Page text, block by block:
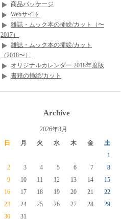
商品パッケージ
Webサイト
雑誌・ムック本の挿絵/カット（〜
2017）
雑誌・ムック本の挿絵/カット
（2018〜）
オリジナルカレンダー 2018年度版
書籍の挿絵/カット
Archive
2026年8月
日
月 火 水 木 金 土
1
2
3 4 5 6 7
8
9
10 11 12 13 14
15
16
17 18 19 20 21
22
23
24 25 26 27 28
29
30
31